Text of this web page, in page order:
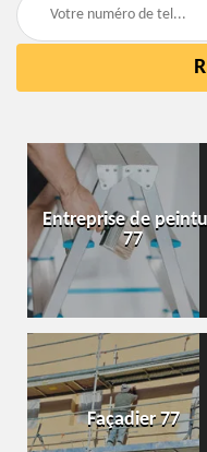
Entreprise de
77
Façadier 77